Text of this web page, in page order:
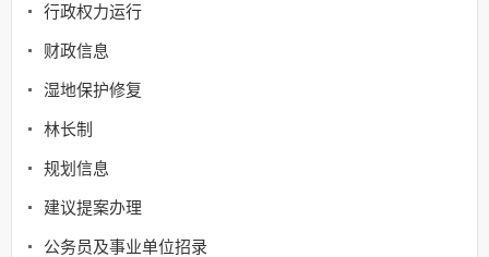
行政权力运行
财政信息
湿地保护修复
林长制
规划信息
建议提案办理
公务员及事业单位招录